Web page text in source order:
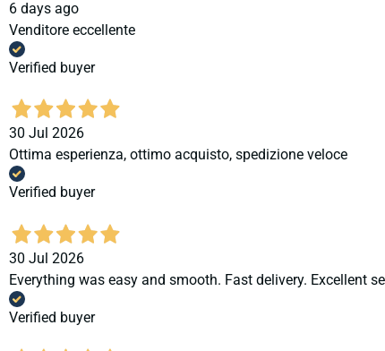
6 days ago
Venditore eccellente
Verified buyer
30 Jul 2026
Ottima esperienza, ottimo acquisto, spedizione veloce
Verified buyer
30 Jul 2026
Everything was easy and smooth. Fast delivery. Excellent
Verified buyer